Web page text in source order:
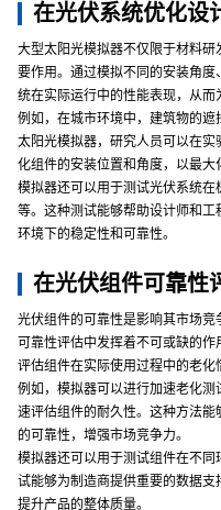
在光伏系统优化设
大型太阳光模拟器不仅限于材料
要作用。通过模拟不同的安装角
统在实际运行中的性能表现，从而
例如，在城市环境中，建筑物的
太阳光模拟器，研究人员可以在
化组件的安装位置和角度，以最大
模拟器还可以用于测试光伏系统
等。这种测试能够帮助设计师和
环境下的稳定性和可靠性。
在光伏组件可靠性
光伏组件的可靠性是影响其市场
可靠性评估中发挥着不可或缺的
评估组件在实际使用过程中的老化
例如，模拟器可以进行加速老化
速评估组件的耐久性。这种方法
的可靠性，增强市场竞争力。
模拟器还可以用于测试组件在不
试能够为制造商提供重要的数据
提升产品的整体质量。